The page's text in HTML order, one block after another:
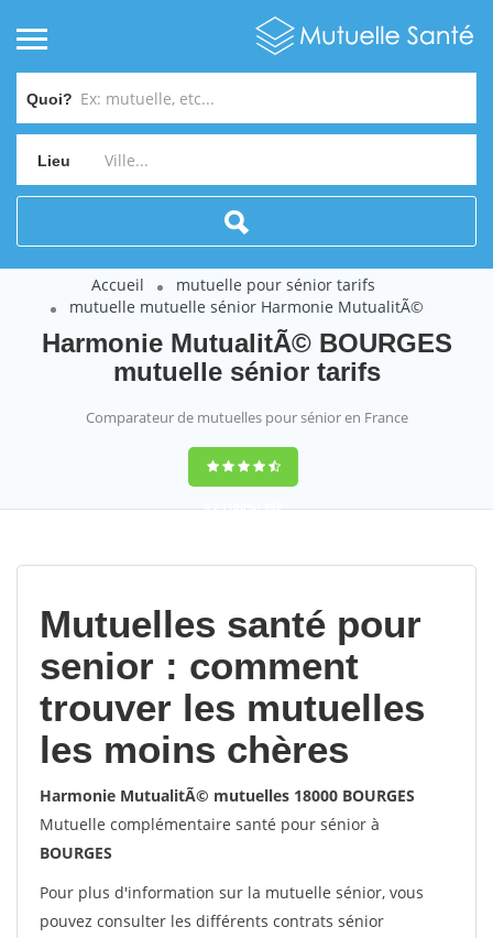
Quoi?
Lieu
Accueil
mutuelle pour sénior tarifs
mutuelle mutuelle sénior Harmonie MutualitÃ©
Harmonie MutualitÃ© BOURGES
mutuelle sénior tarifs
Comparateur de mutuelles pour sénior en France
9,2(100%)452
Mutuelles santé pour
senior : comment
trouver les mutuelles
les moins chères
Harmonie MutualitÃ© mutuelles 18000 BOURGES
Mutuelle complémentaire santé pour sénior à
BOURGES
Pour plus d'information sur la mutuelle sénior, vous
pouvez consulter les différents contrats sénior